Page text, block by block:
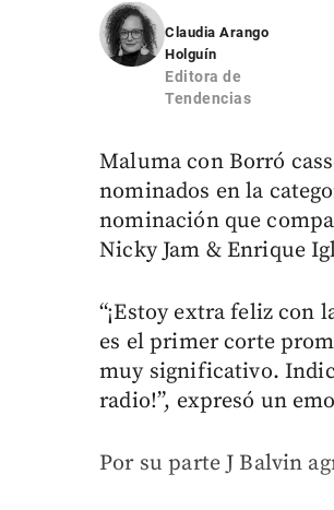
Claudia Arango
Holguín
Editora de
Tendencias
Maluma con Borró
nominados en la
nominación que
Nicky Jam & Enrique
“¡Estoy extra feliz con
es el primer corte
muy significativo.
radio!”, expresó un
Por su parte J Balvin